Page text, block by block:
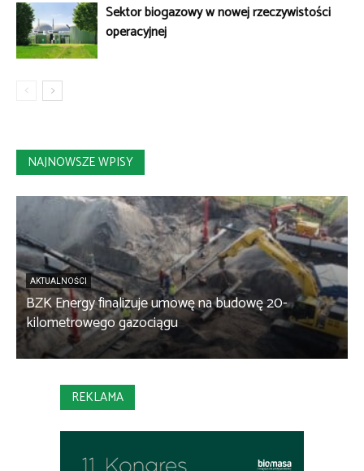
Sektor biogazowy w nowej rzeczywistości
operacyjnej
NAJNOWSZE WPISY
AKTUALNOŚCI
BZK Energy finalizuje umowę na budowę 20-
kilometrowego gazociągu
REKLAMA